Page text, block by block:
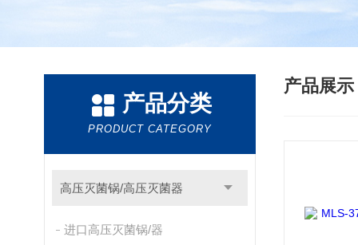
产品分类
PRODUCT CATEGORY
高压灭菌锅/高压灭菌器
进口高压灭菌锅/器
产品展示